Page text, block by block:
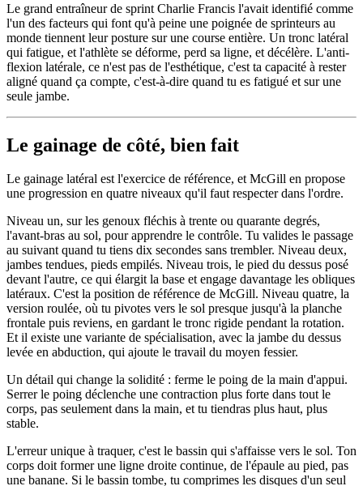
Le grand entraîneur de sprint Charlie Francis l'avait identifié comme
l'un des facteurs qui font qu'à peine une poignée de sprinteurs au
monde tiennent leur posture sur une course entière. Un tronc latéral
qui fatigue, et l'athlète se déforme, perd sa ligne, et décélère. L'anti-
flexion latérale, ce n'est pas de l'esthétique, c'est ta capacité à rester
aligné quand ça compte, c'est-à-dire quand tu es fatigué et sur une
seule jambe.
Le gainage de côté, bien fait
Le gainage latéral est l'exercice de référence, et McGill en propose
une progression en quatre niveaux qu'il faut respecter dans l'ordre.
Niveau un, sur les genoux fléchis à trente ou quarante degrés,
l'avant-bras au sol, pour apprendre le contrôle. Tu valides le passage
au suivant quand tu tiens dix secondes sans trembler. Niveau deux,
jambes tendues, pieds empilés. Niveau trois, le pied du dessus posé
devant l'autre, ce qui élargit la base et engage davantage les obliques
latéraux. C'est la position de référence de McGill. Niveau quatre, la
version roulée, où tu pivotes vers le sol presque jusqu'à la planche
frontale puis reviens, en gardant le tronc rigide pendant la rotation.
Et il existe une variante de spécialisation, avec la jambe du dessus
levée en abduction, qui ajoute le travail du moyen fessier.
Un détail qui change la solidité : ferme le poing de la main d'appui.
Serrer le poing déclenche une contraction plus forte dans tout le
corps, pas seulement dans la main, et tu tiendras plus haut, plus
stable.
L'erreur unique à traquer, c'est le bassin qui s'affaisse vers le sol. Ton
corps doit former une ligne droite continue, de l'épaule au pied, pas
une banane. Si le bassin tombe, tu comprimes les disques d'un seul